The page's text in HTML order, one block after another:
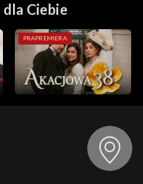
Ciebie
PRAPREMIERA